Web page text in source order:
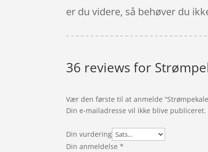
er du videre, så behøver du
36 reviews for
Vær den første til at anmelde
Din e-mailadresse vil ikke blive publiceret.
Din vurdering
Din anmeldelse*